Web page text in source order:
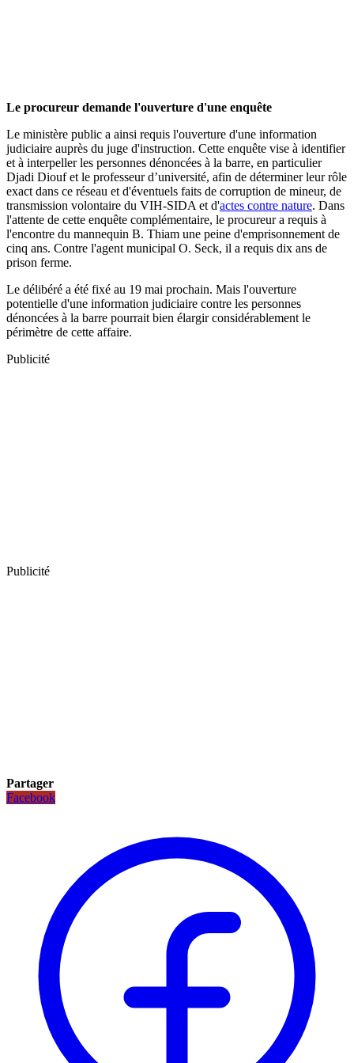
Le procureur demande l'ouverture d'une enquête
Le ministère public a ainsi requis l'ouverture d'une information
judiciaire auprès du juge d'instruction. Cette enquête vise à identifier
et à interpeller les personnes dénoncées à la barre, en particulier
Djadi Diouf et le professeur d’université, afin de déterminer leur rôle
exact dans ce réseau et d'éventuels faits de corruption de mineur, de
transmission volontaire du VIH-SIDA et d'actes contre nature. Dans
l'attente de cette enquête complémentaire, le procureur a requis à
l'encontre du mannequin B. Thiam une peine d'emprisonnement de
cinq ans. Contre l'agent municipal O. Seck, il a requis dix ans de
prison ferme.
Le délibéré a été fixé au 19 mai prochain. Mais l'ouverture
potentielle d'une information judiciaire contre les personnes
dénoncées à la barre pourrait bien élargir considérablement le
périmètre de cette affaire.
Publicité
Publicité
Partager
Facebook